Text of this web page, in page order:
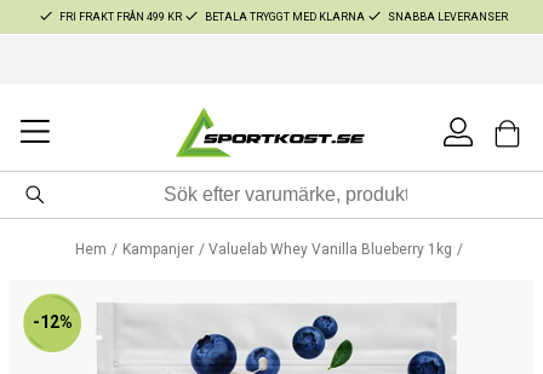
FRI FRAKT FRÅN 499 KR BETALA TRYGGT MED KLARNA SNABBA LEVERANSER
Hem Kampanjer Valuelab Whey Vanilla Blueberry 1kg
-12%